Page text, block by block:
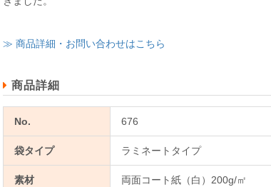
≫ 商品詳細・お問い合わせはこちら
商品詳細
No. 676
袋タイプ ラミネートタイプ
素材 両面コート紙（白）200g/㎡